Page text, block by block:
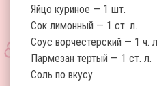
Яйцо куриное — 1 шт.
Сок лимонный — 1 ст. л.
Соус ворчестерский — 1 ч.
Пармезан тертый — 1 ст. л.
Соль по вкусу